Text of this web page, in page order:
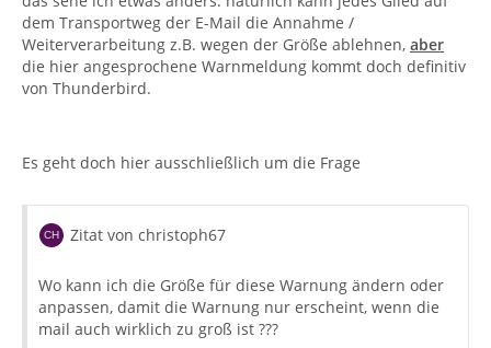
dem Transportweg der E-Mail die Annahme /
Weiterverarbeitung z.B. wegen der Größe ablehnen, aber
die hier angesprochene Warnmeldung kommt doch definitiv
von Thunderbird.
Es geht doch hier ausschließlich um die Frage
Zitat von christoph67
Wo kann ich die Größe für diese Warnung ändern oder
anpassen, damit die Warnung nur erscheint, wenn die
mail auch wirklich zu groß ist ???